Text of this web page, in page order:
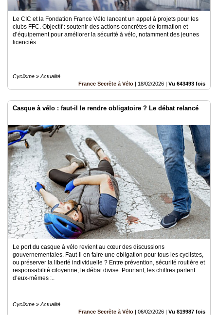
Le CIC et la Fondation France Vélo lancent un appel à projets pour les
clubs FFC. Objectif : soutenir des actions concrètes de formation et
d’équipement pour améliorer la sécurité à vélo, notamment des jeunes
licenciés.
Cyclisme » Actualité
France Secrète à Vélo | 18/02/2026 | Vu 643493 fois
Casque à vélo : faut-il le rendre obligatoire ? Le débat relancé
Le port du casque à vélo revient au cœur des discussions
gouvernementales. Faut-il en faire une obligation pour tous les cyclistes,
ou préserver la liberté individuelle ? Entre prévention, sécurité routière et
responsabilité citoyenne, le débat divise. Pourtant, les chiffres parlent
d’eux-mêmes :..
Cyclisme » Actualité
France Secrète à Vélo | 06/02/2026 | Vu 819987 fois